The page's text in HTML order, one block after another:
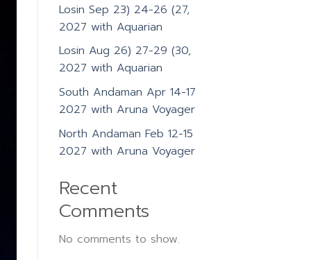
Losin Sep 23) 24-26 (27,
2027 with Aquarian
Losin Aug 26) 27-29 (30,
2027 with Aquarian
South Andaman Apr 14-17
2027 with Aruna Voyager
North Andaman Feb 12-15
2027 with Aruna Voyager
Recent
Comments
No comments to show.